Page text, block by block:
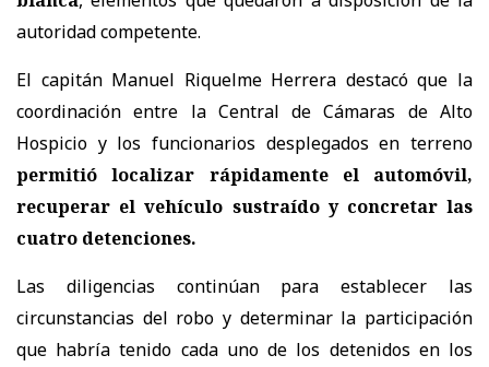
autoridad competente.
El capitán Manuel Riquelme Herrera destacó que la
coordinación entre la Central de Cámaras de Alto
Hospicio y los funcionarios desplegados en terreno
permitió localizar rápidamente el automóvil,
recuperar el vehículo sustraído y concretar las
cuatro detenciones.
Las diligencias continúan para establecer las
circunstancias del robo y determinar la participación
que habría tenido cada uno de los detenidos en los